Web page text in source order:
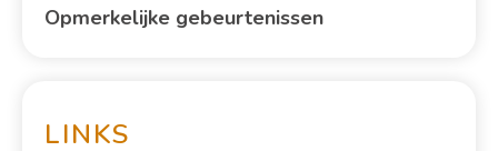
Opmerkelijke gebeurtenissen
LINKS